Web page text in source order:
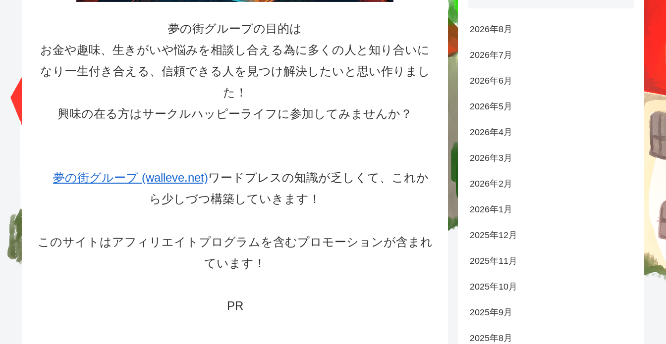
夢の街グループの目的は
お金や趣味、生きがいや悩みを相談し合える為に多くの人と知り合いに
なり一生付き合える、信頼できる人を見つけ解決したいと思い作りまし
た！
興味の在る方はサークルハッピーライフに参加してみませんか？
夢の街グループ (walleve.net)ワードプレスの知識が乏しくて、これか
ら少しづつ構築していきます！
このサイトはアフィリエイトプログラムを含むプロモーションが含まれ
ています！
PR
2026年8月
2026年7月
2026年6月
2026年5月
2026年4月
2026年3月
2026年2月
2026年1月
2025年12月
2025年11月
2025年10月
2025年9月
2025年8月